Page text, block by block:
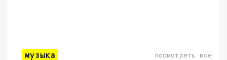
музыка посмотреть все